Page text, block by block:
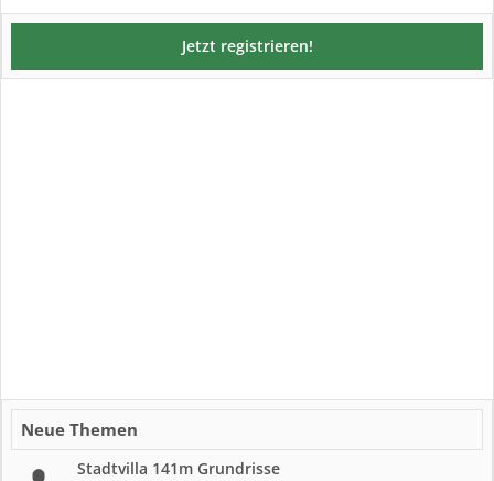
Jetzt registrieren!
Neue Themen
Stadtvilla 141m Grundrisse